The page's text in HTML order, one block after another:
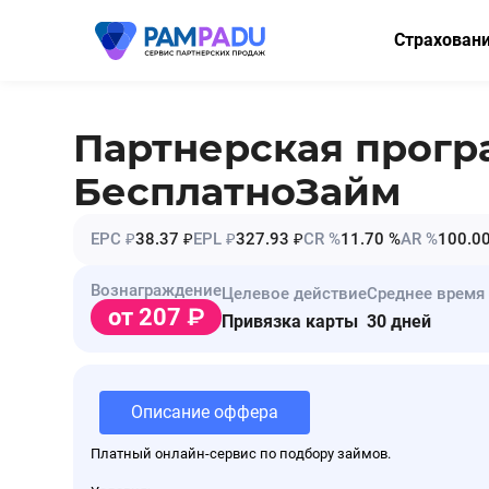
Мини-КАСКО
Партнерская
БесплатноЗайм
EPC ₽38.37 ₽EPL ₽327.93 ₽CR %11.70 %AR %
Вознаграждение
от 207
Целевое действие
Привязка карты
Среднее
30 дней
Описание оффера
Платный онлайн-сервис по подбору займов.